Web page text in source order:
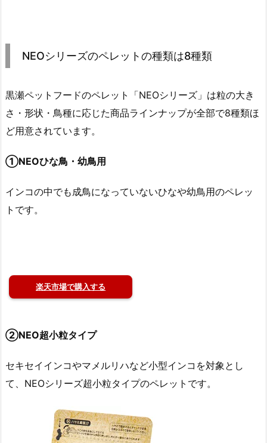
NEOシリーズのペレットの種類は8種類
黒瀬ペットフードのペレット「NEOシリーズ」は粒の大き
さ・形状・鳥種に応じた商品ラインナップが全部で8種類ほ
ど用意されています。
①NEOひな鳥・幼鳥用
インコの中でも成鳥になっていないひなや幼鳥用のペレッ
トです。
楽天市場で購入する
②NEO超小粒タイプ
セキセイインコやマメルリハなど小型インコを対象とし
て、NEOシリーズ超小粒タイプのペレットです。